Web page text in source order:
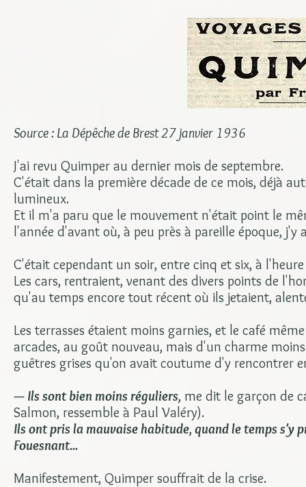
Source : La Dépêche de Brest 27 janvier 1936
J'ai revu Quimper au dernier mois de septembre.
C'était dans la première décade de ce mois, déjà
lumineux.
Et il m'a paru que le mouvement n'était point le
l'année d'avant où, à peu près à pareille époque, j'y
C'était cependant un soir, entre cinq et six, à
Les cars, rentraient, venant des divers points de
qu'au temps encore tout récent où ils jetaient,
Les terrasses étaient moins garnies, et le café
arcades, au goût nouveau, mais d'un charme
guêtres grises qu'on avait coutume d'y rencontrer
— Ils sont bien moins réguliers, me dit le garçon de
Salmon, ressemble à Paul Valéry).
Ils ont pris la mauvaise habitude, quand le temps s'y
Fouesnant...
Manifestement, Quimper souffrait de la crise.